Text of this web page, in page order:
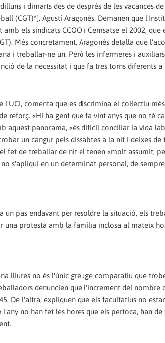
i dimarts des de després de les vacances
(CGT)*], Agustí Aragonès. Demanen que
els sindicats CCOO i Cemsatse el 2002,
Més concretament, Aragonès detalla que
i treballar-ne un. Però les infermeres i
de la necessitat i que fa tres torns diferents
l'UCI, comenta que es discrimina el col·lectiu
reforç. «Hi ha gent que fa vint anys que no té
aquest panorama, «és difícil conciliar la vida
un cangur pels dissabtes a la nit i deixes
fet de treballar de nit el tenen «molt assumit,
s'apliqui en un determinat personal, de
un pas endavant per resoldre la situació, els
una protesta amb la família inclosa al mateix
lliures no és l'únic greuge comparatiu que
denuncien que l'increment del nombre
De l'altra, expliquen que els facultatius no
l'any no han fet les hores que els pertoca, han